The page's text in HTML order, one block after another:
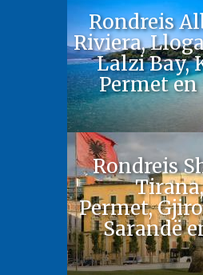
Rondreis
Riviera,
Lalzi Bay,
Permet
Rondreis
Permet,
Sarandë